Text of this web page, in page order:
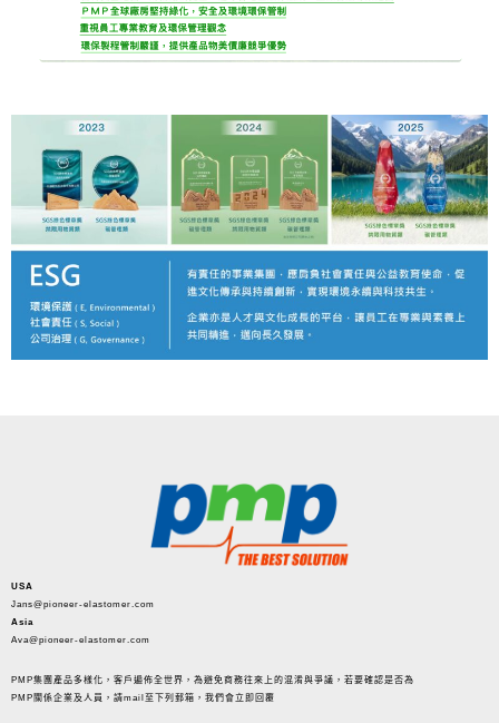
USA
Jans@pioneer-elastomer.com
Asia
Ava@pioneer-elastomer.com
PMP集團產品多樣化，客戶遍佈全世界，為避免商務往來上的混淆與爭議，若要確認是否為
PMP關係企業及人員，請mail至下列郵箱，我們會立即回覆